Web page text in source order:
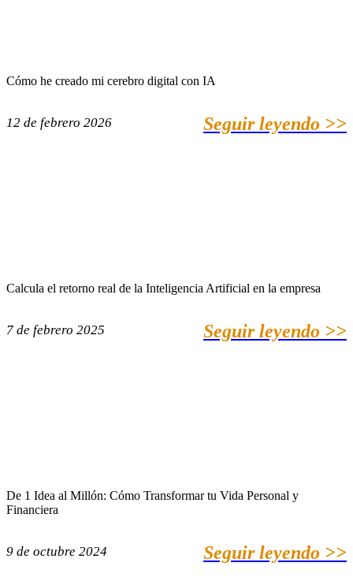
Cómo he creado mi cerebro digital con IA
12 de febrero 2026 Seguir leyendo >>
Calcula el retorno real de la Inteligencia Artificial en la empresa
7 de febrero 2025 Seguir leyendo >>
De 1 Idea al Millón: Cómo Transformar tu Vida Personal y
Financiera
9 de octubre 2024 Seguir leyendo >>